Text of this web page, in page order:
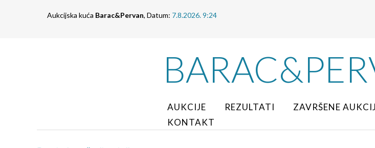
Aukcijska kuća Barac&Pervan, Datum: 7.8.2026. 9:24
AUKCIJE REZULTATI ZAVRŠENE
KONTAKT